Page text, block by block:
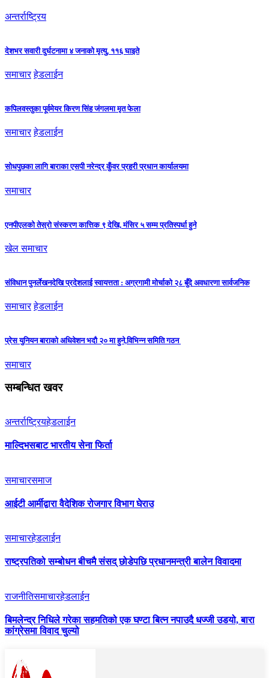
अन्तर्राष्ट्रिय
देशभर सवारी दुर्घटनामा ४ जनाको मृत्यु, ११६ घाइते
समाचार हेडलाईन
कपिलवस्तुका पूर्वमेयर किरण सिंह जंगलमा मृत फेला
समाचार हेडलाईन
सोधपुछका लागि बाराका एसपी नरेन्द्र कुँवर प्रहरी प्रधान कार्यालयमा
समाचार
एनपीएलको तेस्रो संस्करण कात्तिक ९ देखि, मंसिर ५ सम्म प्रतिस्पर्धा हुने
खेल समाचार
संविधान पुनर्लेखनदेखि प्रदेशलाई स्वायत्तता : अग्रगामी मोर्चाको २८ बुँदे अवधारणा सार्वजनिक
समाचार हेडलाईन
प्रेस युनियन बाराको अधिवेशन भदौ २० मा हुने,विभिन्न समिति गठन
समाचार
सम्बन्धित खवर
अन्तर्राष्ट्रियहेडलाईन
माल्दिभसबाट भारतीय सेना फिर्ता
समाचारसमाज
आईटी आर्मीद्वारा वैदेशिक रोजगार विभाग घेराउ
समाचारहेडलाईन
राष्ट्रपतिको सम्बोधन बीचमै संसद् छोडेपछि प्रधानमन्त्री बालेन विवादमा
राजनीतिसमाचारहेडलाईन
बिमलेन्द्र निधिले गरेका सहमतिको एक घण्टा बित्न नपाउदै धज्जी उडयो, बारा
कांग्रेसमा विवाद चुल्यो